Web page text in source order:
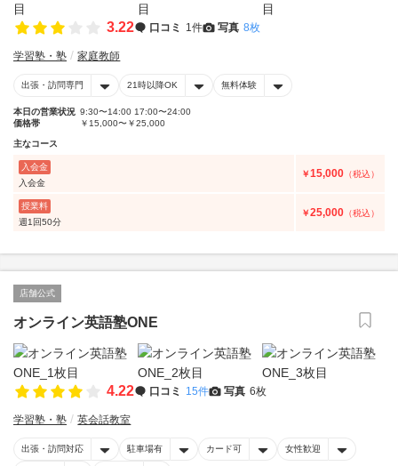
3.22 口コミ 1件 写真 8枚
学習塾・塾 家庭教師
出張・訪問専門 21時以降OK 無料体験
本日の営業状況 9:30〜14:00 17:00〜24:00
価格帯
￥15,000〜￥25,000
主なコース
入会金
入会金
￥15,000 （税込）
授業料
週1回50分
￥25,000 （税込）
店舗公式
オンライン英語塾ONE
4.22 口コミ 15件 写真 6枚
学習塾・塾 英会話教室
出張・訪問対応 駐車場有 カード可 女性歓迎